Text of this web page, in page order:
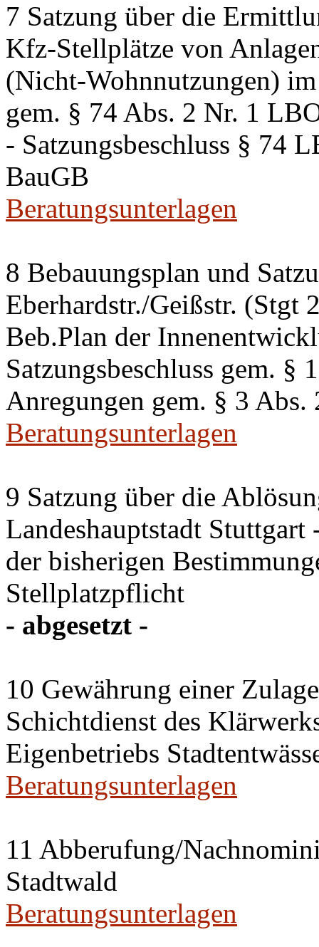
7 Satzung über die
Kfz-Stellplätze von
(Nicht-Wohnnutzungen)
gem. § 74 Abs. 2 Nr. 1
- Satzungsbeschluss § 74
BauGB
Beratungsunterlagen
8 Bebauungsplan und
Eberhardstr./Geißstr. (Stgt
Beb.Plan der
Satzungsbeschluss gem.
Anregungen gem. § 3 Abs.
Beratungsunterlagen
9 Satzung über die
Landeshauptstadt
der bisherigen
Stellplatzpflicht
- abgesetzt -
10 Gewährung einer
Schichtdienst des
Eigenbetriebs
Beratungsunterlagen
11 Abberufung/
Stadtwald
Beratungsunterlagen